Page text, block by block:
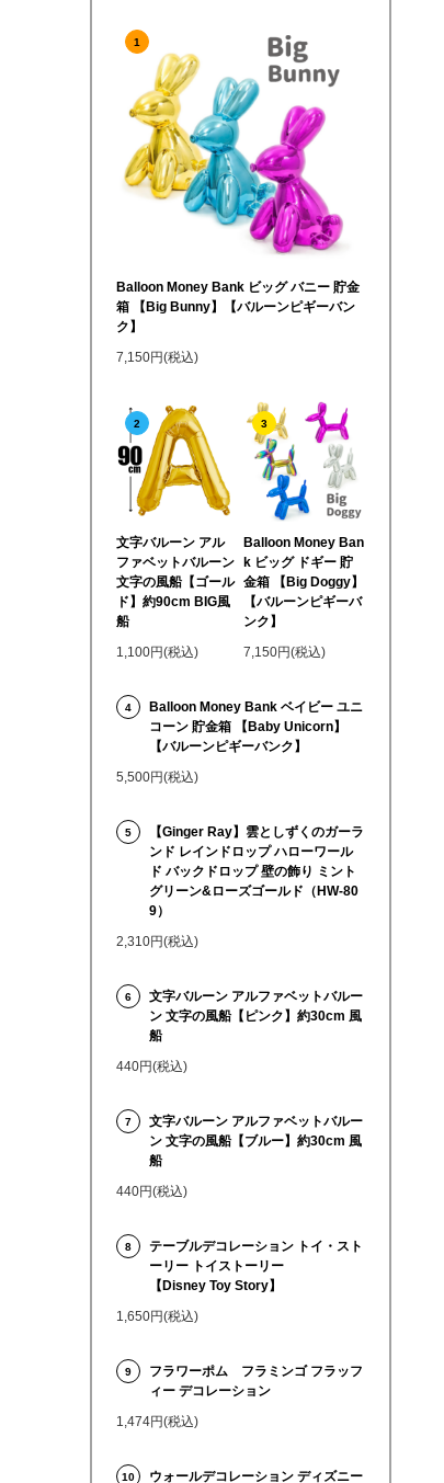
1
Balloon Money Bank ビッグ バニー 貯金
箱 【Big Bunny】【バルーンピギーバン
ク】
7,150円(税込)
2
文字バルーン アル
ファベットバルーン
文字の風船【ゴール
ド】約90cm BIG風
船
1,100円(税込)
3
Balloon Money Ban
k ビッグ ドギー 貯
金箱 【Big Doggy】
【バルーンピギーバ
ンク】
7,150円(税込)
4
Balloon Money Bank ベイビー ユニ
コーン 貯金箱 【Baby Unicorn】
【バルーンピギーバンク】
5,500円(税込)
5
【Ginger Ray】雲としずくのガーラ
ンド レインドロップ ハローワール
ド バックドロップ 壁の飾り ミント
グリーン&ローズゴールド（HW-80
9）
2,310円(税込)
6
文字バルーン アルファベットバルー
ン 文字の風船【ピンク】約30cm 風
船
440円(税込)
7
文字バルーン アルファベットバルー
ン 文字の風船【ブルー】約30cm 風
船
440円(税込)
8
テーブルデコレーション トイ・スト
ーリー トイストーリー
【Disney Toy Story】
1,650円(税込)
9
フラワーポム フラミンゴ フラッフ
ィー デコレーション
1,474円(税込)
10 ウォールデコレーション ディズニー